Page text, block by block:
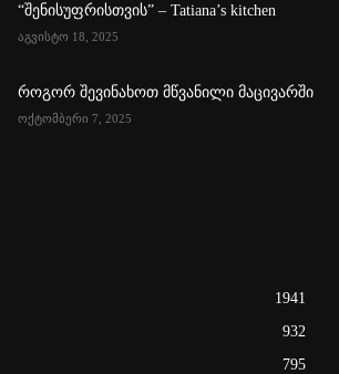
“შენისუფრისთვის” – Tatiana’s kitchen
აგვისტო 18, 2025
როგორ შევინახოთ მწვანილი მაცივარში
ოქტომბერი 7, 2025
1941
932
795